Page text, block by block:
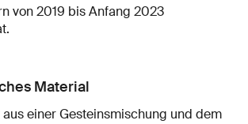
von 2019 bis Anfang 2023
Material
einer Gesteinsmischung und dem